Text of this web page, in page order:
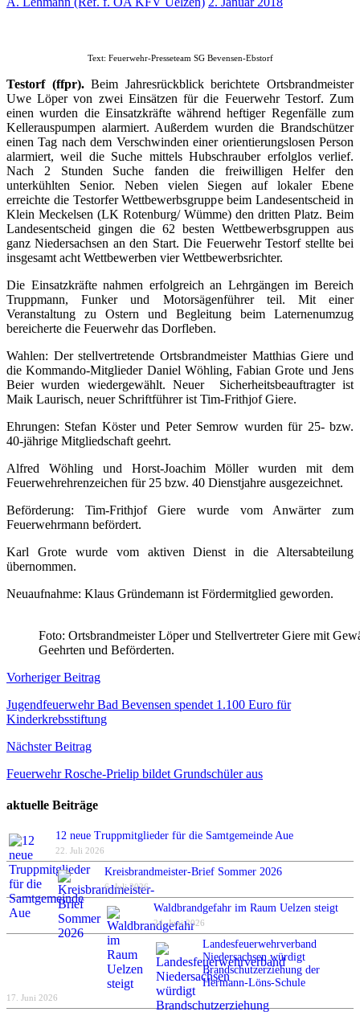
Text: Feuerwehr-Presseteam SG Bevensen-Ebstorf
Testorf (ffpr).Beim Jahresrückblick berichtete Ortsbrandmeister
Uwe Löper von zwei Einsätzen für die Feuerwehr Testorf. Zum
einen wurden die Einsatzkräfte während heftiger Regenfälle zum
Kellerauspumpen alarmiert. Außerdem wurden die Brandschützer
einen Tag nach dem Verschwinden einer orientierungslosen Person
alarmiert, weil die Suche mittels Hubschrauber erfolglos verlief.
Nach 2 Stunden Suche fanden die freiwilligen Helfer den
unterkühlten Senior. Neben vielen Siegen auf lokaler Ebene
erreichte die Testorfer Wettbewerbsgruppe beim Landesentscheid in
Klein Meckelsen (LK Rotenburg/ Wümme) den dritten Platz. Beim
Landesentscheid gingen die 62 besten Wettbewerbsgruppen aus
ganz Niedersachsen an den Start. Die Feuerwehr Testorf stellte bei
insgesamt acht Wettbewerben vier Wettbewerbsrichter.
Die Einsatzkräfte nahmen erfolgreich an Lehrgängen im Bereich
Truppmann, Funker und Motorsägenführer teil. Mit einer
Veranstaltung zu Ostern und Begleitung beim Laternenumzug
bereicherte die Feuerwehr das Dorfleben.
Wahlen: Der stellvertretende Ortsbrandmeister Matthias Giere und
die Kommando-Mitglieder Daniel Wöhling, Fabian Grote und Jens
Beier wurden wiedergewählt. Neuer Sicherheitsbeauftragter ist
Maik Laurisch, neuer Schriftführer ist Tim-Frithjof Giere.
Ehrungen: Stefan Köster und Peter Semrow wurden für 25- bzw.
40-jährige Mitgliedschaft geehrt.
Alfred Wöhling und Horst-Joachim Möller wurden mit dem
Feuerwehrehrenzeichen für 25 bzw. 40 Dienstjahre ausgezeichnet.
Beförderung: Tim-Frithjof Giere wurde vom Anwärter zum
Feuerwehrmann befördert.
Karl Grote wurde vom aktiven Dienst in die Altersabteilung
übernommen.
Neuaufnahme: Klaus Gründemann ist Fördermitglied geworden.
Foto: Ortsbrandmeister Löper und Stellvertreter Giere mit
Geehrten und Beförderten.
Beitragsnavigation
Vorheriger Beitrag
Jugendfeuerwehr Bad Bevensen spendet 1.100 Euro für
Kinderkrebsstiftung
Nächster Beitrag
Feuerwehr Rosche-Prielip bildet Grundschüler aus
aktuelle Beiträge
12 neue Truppmitglieder für die Samtgemeinde Aue
22. Juli 2026
Kreisbrandmeister-Brief Sommer 2026
6. Juli 2026
Waldbrandgefahr im Raum Uelzen steigt
24. Juni 2026
Landesfeuerwehrverband
Niedersachsen würdigt
Brandschutzerziehung der
Hermann-Löns-Schule
17. Juni 2026